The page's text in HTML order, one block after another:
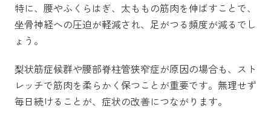
特に、腰やふくらはぎ、太ももの筋肉を伸ばすことで、
坐骨神経への圧迫が軽減され、足がつる頻度が減るでし
ょう。
梨状筋症候群や腰部脊柱管狭窄症が原因の場合も、スト
レッチで筋肉を柔らかく保つことが重要です。無理せず
毎日続けることが、症状の改善につながります。